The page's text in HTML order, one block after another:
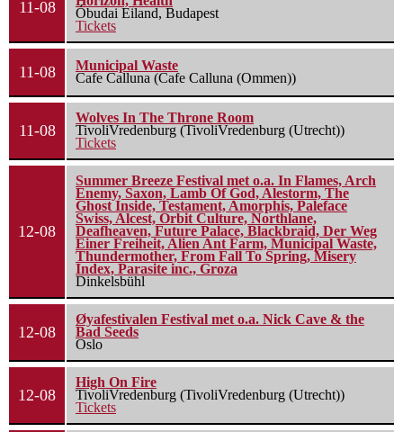
11-08
Óbudai Eiland, Budapest
Tickets
11-08
Municipal Waste
Cafe Calluna (Cafe Calluna (Ommen))
11-08
Wolves In The Throne Room
TivoliVredenburg (TivoliVredenburg (Utrecht))
Tickets
12-08
Summer Breeze Festival met o.a. In Flames, Arch
Enemy, Saxon, Lamb Of God, Alestorm, The
Ghost Inside, Testament, Amorphis, Paleface
Swiss, Alcest, Orbit Culture, Northlane,
Deafheaven, Future Palace, Blackbraid, Der Weg
Einer Freiheit, Alien Ant Farm, Municipal Waste,
Thundermother, From Fall To Spring, Misery
Index, Parasite inc., Groza
Dinkelsbühl
12-08
Øyafestivalen Festival met o.a. Nick Cave & the
Bad Seeds
Oslo
12-08
High On Fire
TivoliVredenburg (TivoliVredenburg (Utrecht))
Tickets